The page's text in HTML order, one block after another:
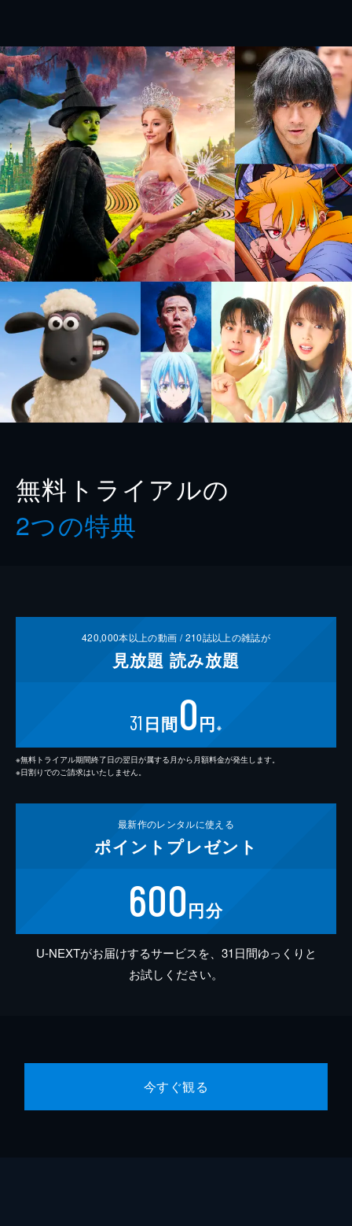
無料トライアルの
2つの特典
420,000本以上の動画 /210誌以上の雑誌が
見放題 読み放題
31 日間0円 ※
※無料トライアル期間終了日の翌日が属する月から月額料金が発生します。
※日割りでのご請求はいたしません。
最新作のレンタルに使える
ポイント プレゼント
600円分
U-NEXTがお届けするサービスを、31日間ゆっくりと
お試しください。
今すぐ観る